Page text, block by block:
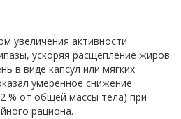
увеличения активности
ускоряя расщепление жиров
в виде капсул или мягких
умеренное снижение
% от общей массы тела) при
рациона.